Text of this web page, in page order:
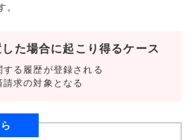
。
た場合に起こり得るケース
る履歴が登録される
求の対象となる